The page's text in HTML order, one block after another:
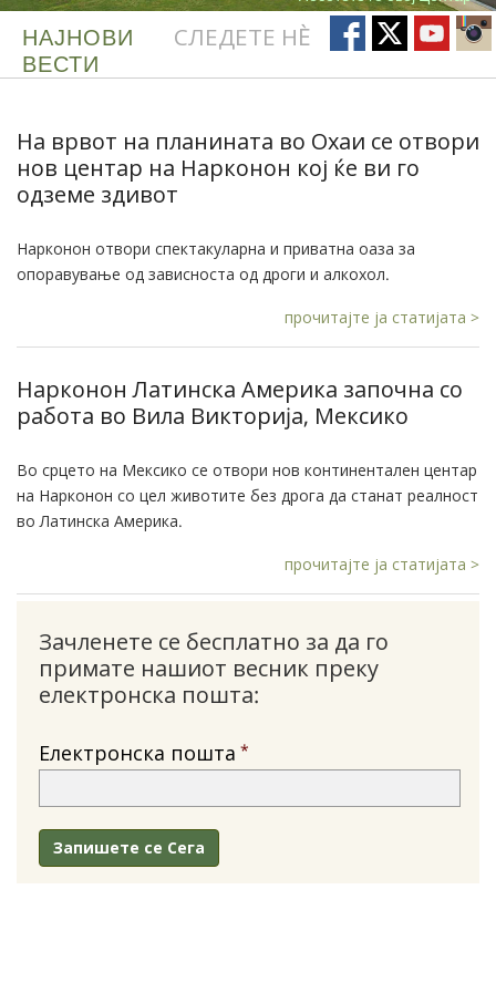
СЛЕДЕТЕ НÈ
НАЈНОВИ
ВЕСТИ
На врвот на планината во Охаи се отвори
нов центар на Нарконон кој ќе ви го
одземе здивот
Нарконон отвори спектакуларна и приватна оаза за
опоравување од зависноста од дроги и алкохол.
прочитајте ја статијата >
Нарконон Латинска Америка започна со
работа во Вила Викториjа, Мексико
Во срцето на Мексико се отвори нов континентален центар
на Нарконон со цел животите без дрога да станат реалност
во Латинска Америка.
прочитајте ја статијата >
Зачленете се бесплатно за да го
примате нашиот весник преку
електронска пошта:
Електронска пошта
Запишете се Сега